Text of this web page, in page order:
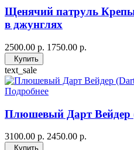
Щенячий патруль
в джунглях
2500.00 р. 1750.00 р.
Купить
text_sale
Подробнее
Плюшевый Дарт Вейдер
3100.00 р. 2450.00 р.
Купить